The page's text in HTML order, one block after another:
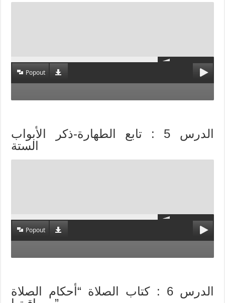
Popout
الدرس 5 : تابع الطهارة-ذكر الأبواب
الستة
Popout
الدرس 6 : كتاب الصلاة “أحكام الصلاة